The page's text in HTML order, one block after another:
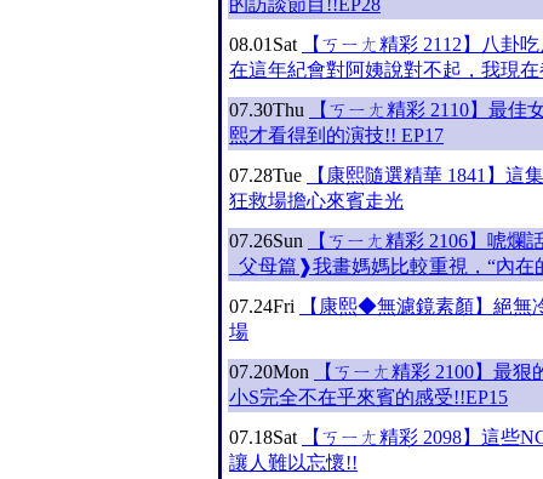
的訪談節目!!EP28
08.01Sat
【ㄎㄧㄤ精彩 2112】八卦
在這年紀會對阿姨說對不起，我現
07.30Thu
【ㄎㄧㄤ精彩 2110】最佳
熙才看得到的演技!! EP17
07.28Tue
【康熙隨選精華 1841】這
狂救場擔心來賓走光
07.26Sun
【ㄎㄧㄤ精彩 2106】唬爛
_父母篇❱我畫媽媽比較重視，“內在
07.24Fri
【康熙◆無濾鏡素顏】絕無
場
07.20Mon
【ㄎㄧㄤ精彩 2100】最
小S完全不在乎來賓的感受!!EP15
07.18Sat
【ㄎㄧㄤ精彩 2098】這些
讓人難以忘懷!!